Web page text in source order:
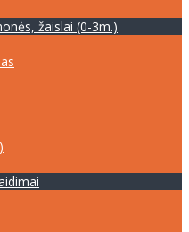
žaislai (0-3m.)